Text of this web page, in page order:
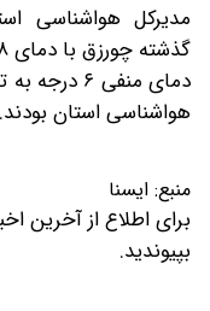
دمای منفی
هواشناسی استان بودند.
منبع: ایسنا
برای اطلاع از آخرین
بپیوندید.